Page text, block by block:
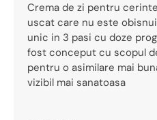
Crema de zi pentru
uscat care nu este
unic in 3 pasi cu doze
fost conceput cu scopul
pentru o asimilare mai
vizibil mai sanatoasa